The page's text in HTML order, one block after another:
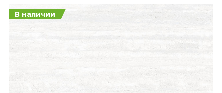
В наличии